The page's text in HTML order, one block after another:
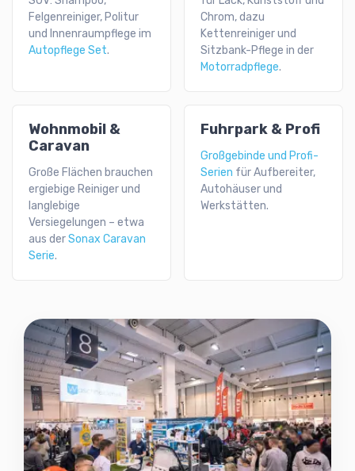
Felgenreiniger, Politur
und Innenraumpflege im
Autopflege Set.
Chrom, dazu
Kettenreiniger und
Sitzbank-Pflege in der
Motorradpflege.
Wohnmobil &
Caravan
Große Flächen brauchen
ergiebige Reiniger und
langlebige
Versiegelungen – etwa
aus derSonax Caravan
Serie.
Fuhrpark & Profi
Großgebinde und Profi-
Serien für Aufbereiter,
Autohäuser und
Werkstätten.